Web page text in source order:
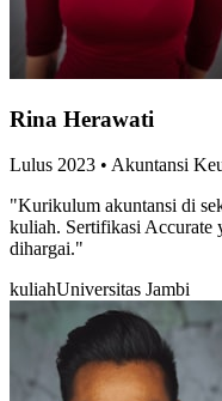
Rina Herawati
Lulus 2023 • Akuntansi
"Kurikulum akuntansi di
kuliah. Sertifikasi Accurate
dihargai."
kuliahUniversitas Jambi